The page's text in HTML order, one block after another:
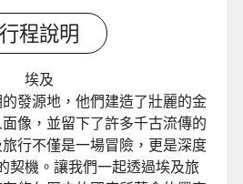
行程說明
埃及
發源地，他們建造了壯麗的金
像，並留下了許多千古流傳的
行不僅是一場冒險，更是深度
契機。讓我們一起透過埃及旅